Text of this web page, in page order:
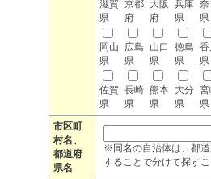
滋賀
県
京都
府
大阪
府
兵庫
県
奈
県
岡山
県
広島
県
山口
県
徳島
県
香
県
佐賀
県
長崎
県
熊本
県
大分
県
県
市区町
村名、
都道府
県名
※同名の自治体は、都
することで分けて探すこ